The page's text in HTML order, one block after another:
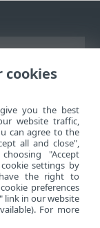
cookies
you the best
website traffic,
can agree to the
all and close",
"Accept
settings by
the right to
preferences
link in our website
For more